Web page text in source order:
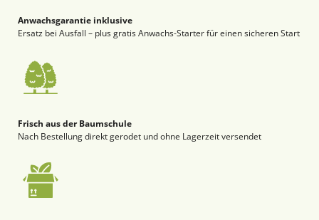
Anwachsgarantie inklusive
Ersatz bei Ausfall – plus gratis Anwachs-Starter für einen sicheren Start
Frisch aus der Baumschule
Nach Bestellung direkt gerodet und ohne Lagerzeit versendet